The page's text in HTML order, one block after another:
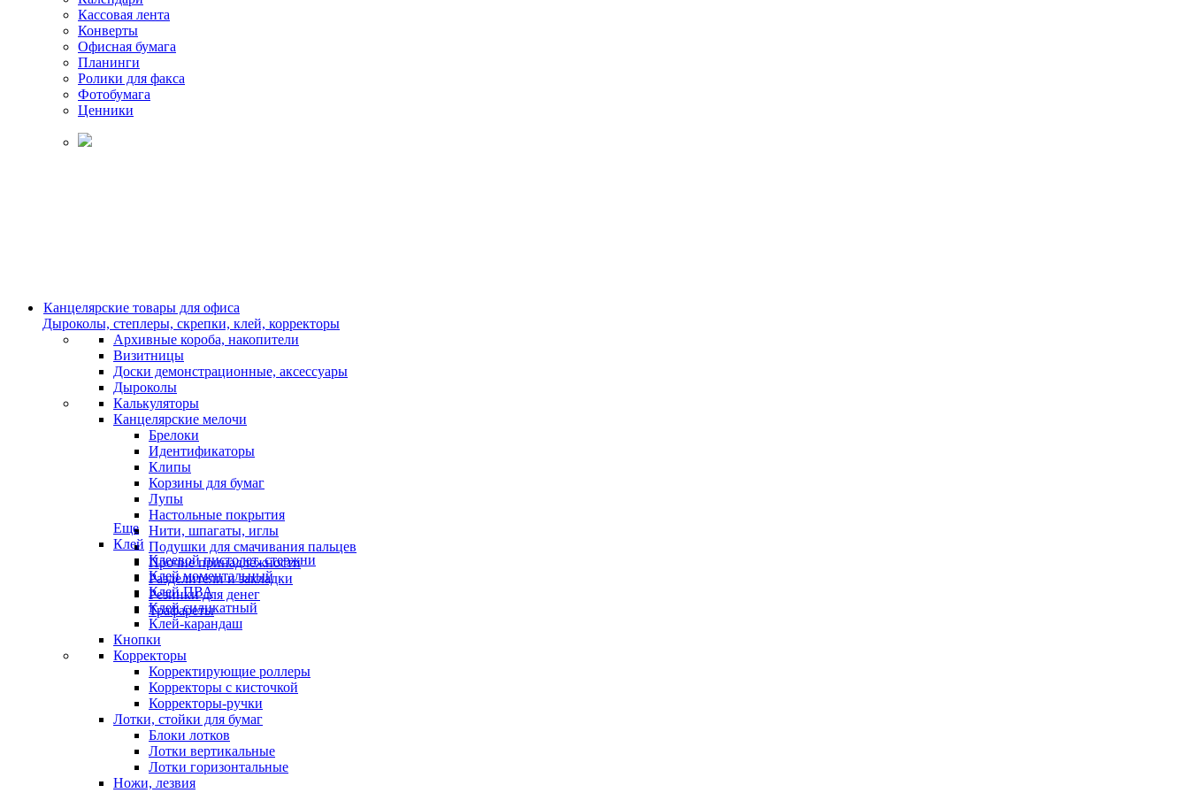
Кассовая лента
Конверты
Офисная бумага
Планинги
Ролики для факса
Фотобумага
Ценники
Канцелярские товары для офиса
Дыроколы, степлеры, скрепки, клей, корректоры
Архивные короба, накопители
Визитницы
Доски демонстрационные, аксессуары
Дыроколы
Калькуляторы
Канцелярские мелочи
Брелоки
Идентификаторы
Клипы
Корзины для бумаг
Лупы
Настольные покрытия
Нити, шпагаты, иглы
Подушки для смачивания пальцев
Прочие принадлежности
Разделители и закладки
Резинки для денег
Трафареты
Еще
Клей
Клеевой пистолет, стержни
Клей моментальный
Клей ПВА
Клей силикатный
Клей-карандаш
Кнопки
Корректоры
Корректирующие роллеры
Корректоры с кисточкой
Корректоры-ручки
Лотки, стойки для бумаг
Блоки лотков
Лотки вертикальные
Лотки горизонтальные
Ножи, лезвия